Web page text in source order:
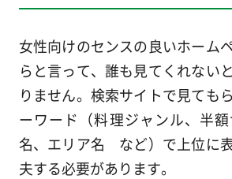
女性向けのセンスの良いホーム
らと言って、誰も見てくれない
りません。検索サイトで見ても
ーワード（料理ジャンル、半
名、エリア名 など）で上位に
夫する必要があります。